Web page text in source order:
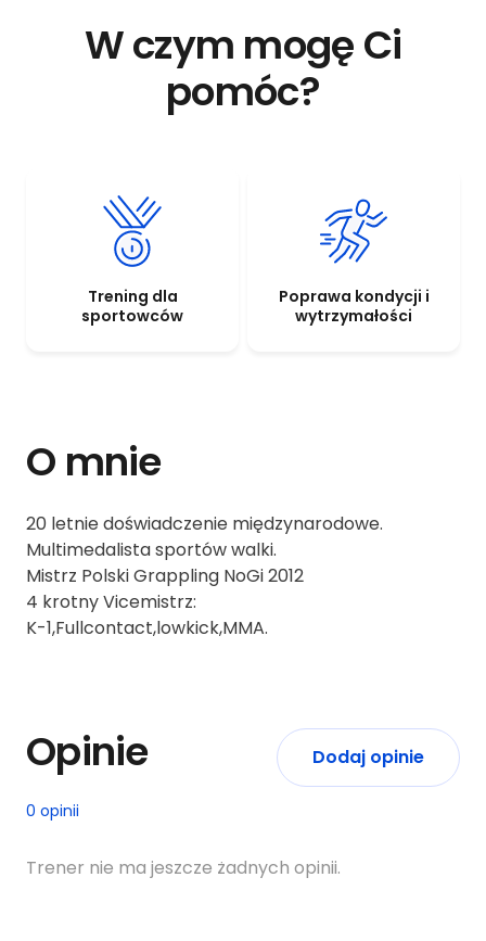
W czym mogę Ci
pomóc?
Trening dla
sportowców
Poprawa kondycji i
wytrzymałości
O mnie
20 letnie doświadczenie międzynarodowe.
Multimedalista sportów walki.
Mistrz Polski Grappling NoGi 2012
4 krotny Vicemistrz:
K-1,Fullcontact,lowkick,MMA.
Opinie
0 opinii
Dodaj opinie
Trener nie ma jeszcze żadnych opinii.